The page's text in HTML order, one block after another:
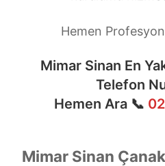
Hemen
Mimar Sinan En
Telefon
Hemen Ara 📞
Mimar Sinan